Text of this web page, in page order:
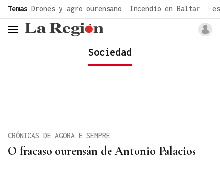
Temas Drones y agro ourensano Incendio en Baltar
header.menu.open
Sociedad
O fracaso ourensán de Antonio Palacios
CRÓNICAS DE AGORA E SEMPRE